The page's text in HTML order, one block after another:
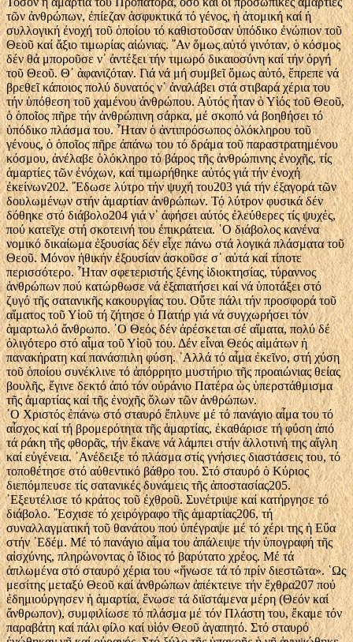
τῶν ἀνθρώπων, ἐπίεζαν ἀσφυκτικά τό γένος, ἡ ἀτομική καί ἡ
συλλογική ἐνοχή τοῦ ὁποίου τό καθιστοῦσαν ὑπόδικο ἐνώπιον τοῦ
Θεοῦ καί ἄξιο τιμωρίας αἰώνιας. ῎Αν ὅμως αὐτό γινόταν, ὁ κόσμος
δέν θά μποροῦσε ν᾿ ἀντέξει τήν τιμωρό δικαιοσύνη καί τήν ὀργή
τοῦ Θεοῦ. Θ᾿ ἀφανιζόταν. Γιά νά μή συμβεῖ ὅμως αὐτό, ἔπρεπε νά
βρεθεῖ κάποιος πολύ δυνατός ν᾿ ἀναλάβει στά στιβαρά χέρια του
τήν ὑπόθεση τοῦ χαμένου ἀνθρώπου. Αὐτός ἦταν ὁ Υἱός τοῦ Θεοῦ,
ὁ ὁποῖος πῆρε τήν ἀνθρώπινη σάρκα, μέ σκοπό νά βοηθήσει τό
ὑπόδικο πλάσμα του. ῏Ηταν ὁ ἀντιπρόσωπος ὁλόκληρου τοῦ
γένους, ὁ ὁποῖος πῆρε ἀπάνω του τό δράμα τοῦ παραστρατημένου
κόσμου, ἀνέλαβε ὁλόκληρο τό βάρος τῆς ἀνθρώπινης ἐνοχῆς, τίς
ἁμαρτίες τῶν ἐνόχων, καί τιμωρήθηκε αὐτός γιά τήν ἐνοχή
ἐκείνων202. ῎Εδωσε λύτρο τήν ψυχή του203 γιά τήν ἐξαγορά τῶν
δουλωμένων στήν ἁμαρτίαν ἀνθρώπων. Τό λύτρον φυσικά δέν
δόθηκε στό διάβολο204 γιά ν᾿ ἀφήσει αὐτός ἐλεύθερες τίς ψυχές,
πού κατεῖχε στή σκοτεινή του ἐπικράτεια. ῾Ο διάβολος κανένα
νομικό δικαίωμα ἐξουσίας δέν εἶχε πάνω στά λογικά πλάσματα τοῦ
Θεοῦ. Μόνον ἠθικήν ἐξουσίαν ἀσκοῦσε σ᾿ αὐτά καί τίποτε
περισσότερο. ῏Ηταν σφετεριστής ξένης ἰδιοκτησίας, τύραννος
ἀνθρώπων πού κατώρθωσε νά ἐξαπατήσει καί νά ὑποτάξει στό
ζυγό τῆς σατανικῆς κακουργίας του. Οὔτε πάλι τήν προσφορά τοῦ
αἵματος τοῦ Υἱοῦ τή ζήτησε ὁ Πατήρ γιά νά συγχωρήσει τόν
ἁμαρτωλό ἄνθρωπο. ῾Ο Θεός δέν ἀρέσκεται σέ αἵματα, πολύ δέ
ὀλιγότερο στό αἷμα τοῦ Υἱοῦ του. Δέν εἶναι Θεός αἱμάτων ἡ
πανακήρατη καί πανάσπιλη φύση. ᾿Αλλά τό αἷμα ἐκεῖνο, στή χύση
τοῦ ὁποίου συνέκλινε τό ἀπόρρητο μυστήριο τῆς προαιώνιας θείας
βουλῆς, ἔγινε δεκτό ἀπό τόν οὐράνιο Πατέρα ὡς ὑπερστάθμισμα
τῆς ἁμαρτίας καί τῆς ἐνοχῆς ὅλων τῶν ἀνθρώπων.
῾Ο Χριστός ἐπάνω στό σταυρό ἔπλυνε μέ τό πανάγιο αἷμα του τό
αἶσχος καί τή βρομερότητα τῆς ἁμαρτίας, ἐκαθάρισε τή φύση ἀπό
τά ράκη τῆς φθορᾶς, τήν ἔκανε νά λάμπει στήν ἀλλοτινή της αἴγλη
καί εὐγένεια. ᾿Ανέδειξε τό πλάσμα στίς γνήσιες διαστάσεις του, τό
τοποθέτησε στό αὐθεντικό βάθρο του. Στό σταυρό ὁ Κύριος
διεπόμπευσε τίς σατανικές δυνάμεις τῆς ἀποστασίας205.
᾿Εξευτέλισε τό κράτος τοῦ ἐχθροῦ. Συνέτριψε καί κατήργησε τό
διάβολο. ῎Εσχισε τό χειρόγραφο τῆς ἁμαρτίας206, τή
συναλλαγματική τοῦ θανάτου πού ὑπέγραψε μέ τό χέρι της ἡ Εὔα
στήν ᾿Εδέμ. Μέ τό πανάγιο αἷμα του ἀπάλειψε τήν ὑπογραφή τῆς
αἰσχύνης, πληρώνοντας ὁ ἴδιος τό βαρύτατο χρέος. Μέ τά
ἁπλωμένα στό σταυρό χέρια του «ἥνωσε τά τό πρίν διεστῶτα». ῾Ως
μεσίτης μεταξύ Θεοῦ καί ἀνθρώπων ἀπέκτεινε τήν ἔχθρα207 πού
ἐδημιούργησεν ἡ ἁμαρτία, ἕνωσε τά διϊστάμενα μέρη (Θεόν καί
ἄνθρωπον), συμφιλίωσε τό πλάσμα μέ τόν Πλάστη του, ἔκαμε τόν
παραβάτη καί πάλι φίλο καί υἱόν Θεοῦ ἀγαπητό. Στό σταυρό